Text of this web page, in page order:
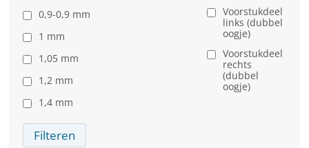
0,9-0,9 mm
1 mm
1,05 mm
1,2 mm
1,4 mm
Voorstukdeel
links (dubbel
oogje)
Voorstukdeel
rechts
(dubbel
oogje)
Filteren